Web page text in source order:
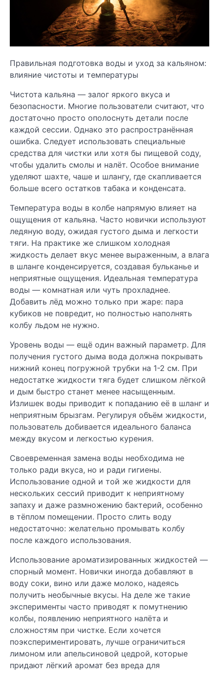
Правильная подготовка воды и уход за кальяном:
влияние чистоты и температуры
Чистота кальяна — залог яркого вкуса и
безопасности. Многие пользователи считают, что
достаточно просто ополоснуть детали после
каждой сессии. Однако это распространённая
ошибка. Следует использовать специальные
средства для чистки или хотя бы пищевой соду,
чтобы удалить смолы и налёт. Особое внимание
уделяют шахте, чаше и шлангу, где скапливается
больше всего остатков табака и конденсата.
Температура воды в колбе напрямую влияет на
ощущения от кальяна. Часто новички используют
ледяную воду, ожидая густого дыма и легкости
тяги. На практике же слишком холодная
жидкость делает вкус менее выраженным, а влага
в шланге конденсируется, создавая бульканье и
неприятные ощущения. Идеальная температура
воды — комнатная или чуть прохладнее.
Добавить лёд можно только при жаре: пара
кубиков не повредит, но полностью наполнять
колбу льдом не нужно.
Уровень воды — ещё один важный параметр. Для
получения густого дыма вода должна покрывать
нижний конец погружной трубки на 1-2 см. При
недостатке жидкости тяга будет слишком лёгкой
и дым быстро станет менее насыщенным.
Излишек воды приводит к попаданию её в шланг и
неприятным брызгам. Регулируя объём жидкости,
пользователь добивается идеального баланса
между вкусом и легкостью курения.
Своевременная замена воды необходима не
только ради вкуса, но и ради гигиены.
Использование одной и той же жидкости для
нескольких сессий приводит к неприятному
запаху и даже размножению бактерий, особенно
в тёплом помещении. Просто слить воду
недостаточно: желательно промывать колбу
после каждого использования.
Использование ароматизированных жидкостей —
спорный момент. Новички иногда добавляют в
воду соки, вино или даже молоко, надеясь
получить необычные вкусы. На деле же такие
эксперименты часто приводят к помутнению
колбы, появлению неприятного налёта и
сложностям при чистке. Если хочется
поэкспериментировать, лучше ограничиться
лимоном или апельсиновой цедрой, которые
придают лёгкий аромат без вреда для